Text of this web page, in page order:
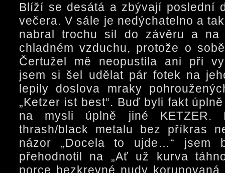
Blíží se desátá a zbývají poslední
večera. V sále je nedýchatelno a
nabral trochu sil do závěru a
chladném vzduchu, protože o
Čertužel mě neopustila ani při
jsem si šel udělat pár fotek na
lepily doslova mraky
„Ketzer ist best“. Buď byli fakt
na mysli úplně jiné KETZER.
thrash/black metalu bez příkras
názor „Docela to ujde…“ jsem
přehodnotil na „Ať už kurva
porce bezkrevné nudy